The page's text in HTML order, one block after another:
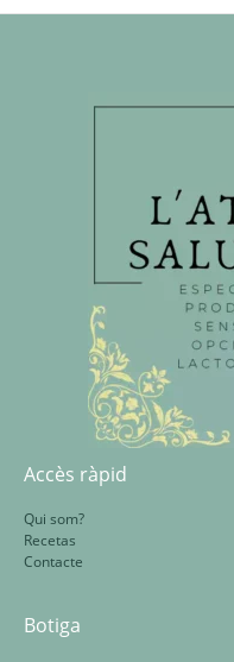
Accès ràpid
Qui som?
Recetas
Contacte
Botiga